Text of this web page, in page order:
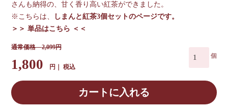
さんも納得の、甘く香り高い紅茶ができました。
※こちらは、
しまんと紅茶3個セットのページです。
＞＞ 単品はこちら ＜＜
2,099
1,800 税込
カートに入れる